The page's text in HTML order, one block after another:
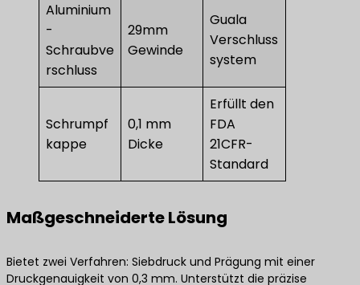
Aluminium
-
Schraubve
rschluss
29mm
Gewinde
Guala
Verschluss
system
Schrumpf
kappe
0,1 mm
Dicke
Erfüllt den
FDA
21CFR-
Standard
Maßgeschneiderte Lösung
Bietet zwei Verfahren: Siebdruck und Prägung mit einer
Druckgenauigkeit von 0,3 mm. Unterstützt die präzise